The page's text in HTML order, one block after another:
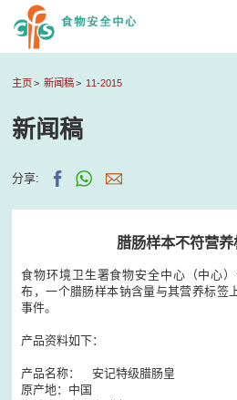
主页 新闻稿 11-2015
新闻稿
分享:
腊肠样本不符营
食物环境卫生署食物安全中心（中心
布，一个腊肠样本钠含量与其营养标签
事件。
产品资料如下：
产品名称： 安记特级腊肠皇
原产地：中国